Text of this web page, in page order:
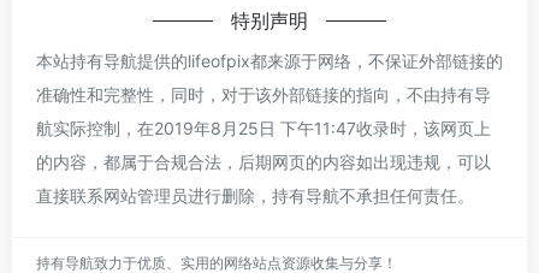
特别声明
本站持有导航提供的lifeofpix都来源于网络，不保证外部链接的
准确性和完整性，同时，对于该外部链接的指向，不由持有导
航实际控制，在2019年8月25日 下午11:47收录时，该网页上
的内容，都属于合规合法，后期网页的内容如出现违规，可以
直接联系网站管理员进行删除，持有导航不承担任何责任。
持有导航致力于优质、实用的网络站点资源收集与分享！